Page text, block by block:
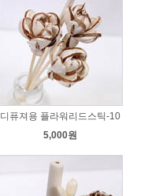
디퓨져용 플라워리드스틱-10
5,000원